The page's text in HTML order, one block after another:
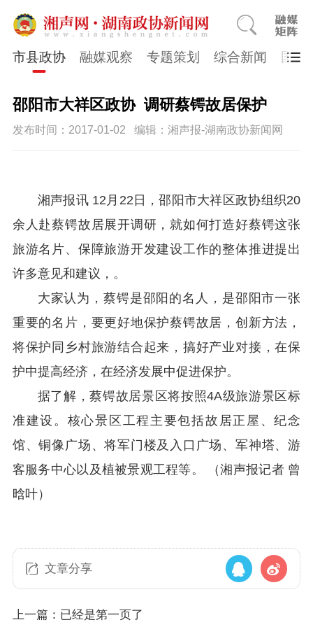
市县政协 融媒观察 专题策划 综合新闻 国医
邵阳市大祥区政协 调研蔡锷故居保护
发布时间：2017-01-02 编辑：湘声报-湖南政协新闻网
湘声报讯 12月22日，邵阳市大祥区政协组织20
余人赴蔡锷故居展开调研，就如何打造好蔡锷这张
旅游名片、保障旅游开发建设工作的整体推进提出
许多意见和建议，。
大家认为，蔡锷是邵阳的名人，是邵阳市一张
重要的名片，要更好地保护蔡锷故居，创新方法，
将保护同乡村旅游结合起来，搞好产业对接，在保
护中提高经济，在经济发展中促进保护。
据了解，蔡锷故居景区将按照4A级旅游景区标
准建设。核心景区工程主要包括故居正屋、纪念
馆、铜像广场、将军门楼及入口广场、军神塔、游
客服务中心以及植被景观工程等。 （湘声报记者 曾
晗叶）
文章分享
上一篇：已经是第一页了